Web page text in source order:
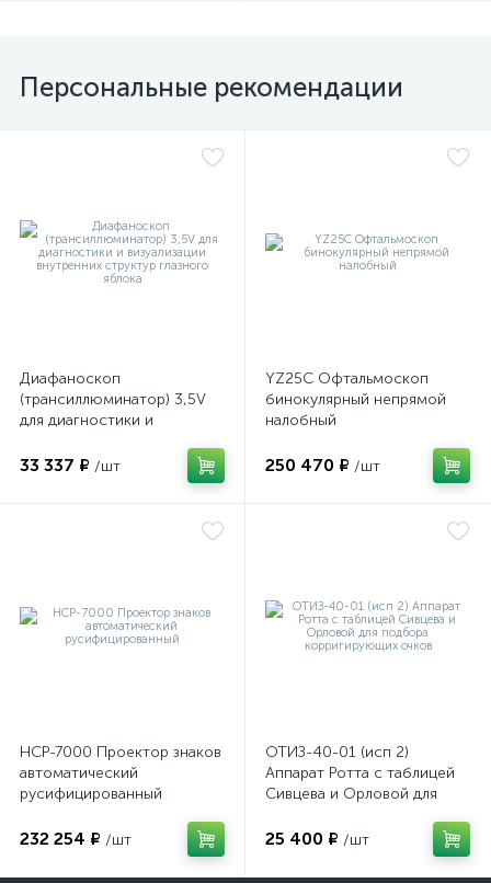
Персональные рекомендации
Диафаноскоп
(трансиллюминатор) 3,5V
для диагностики и
структур глазного яблока
33 337 ₽ /шт
YZ25C Офтальмоскоп
бинокулярный непрямой
налобный
250 470 ₽ /шт
НСР-7000 Проектор знаков
автоматический
русифицированный
232 254 ₽ /шт
ОТИЗ-40-01 (исп 2)
Аппарат Ротта с таблицей
Сивцева и Орловой для
очков
25 400 ₽ /шт